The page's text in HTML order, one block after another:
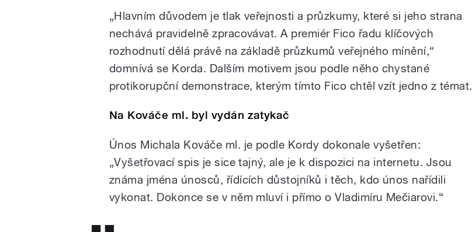
„Hlavním důvodem je tlak veřejnosti a průzkumy, které si jeho strana
nechává pravidelně zpracovávat. A premiér Fico řadu klíčových
rozhodnutí dělá právě na základě průzkumů veřejného mínění,“
domnívá se Korda. Dalším motivem jsou podle něho chystané
protikorupční demonstrace, kterým tímto Fico chtěl vzít jedno z témat.
Na Kováče ml. byl vydán zatykač
Únos Michala Kováče ml. je podle Kordy dokonale vyšetřen:
„Vyšetřovací spis je sice tajný, ale je k dispozici na internetu. Jsou
známa jména únosců, řídících důstojníků i těch, kdo únos nařídili
vykonat. Dokonce se v něm mluví i přímo o Vladimíru Mečiarovi.“